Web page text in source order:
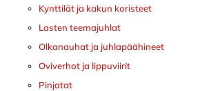
Kynttilät ja kakun koristeet
Lasten teemajuhlat
Olkanauhat ja juhlapäähineet
Oviverhot ja lippuviirit
Pinjatat